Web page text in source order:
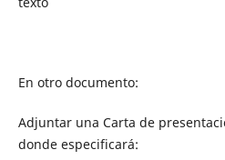
En otro documento:
Adjuntar una Carta de
donde especificará: